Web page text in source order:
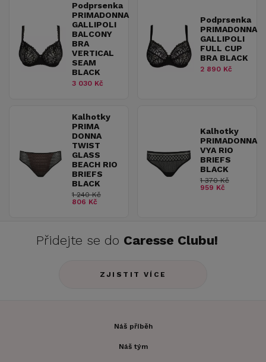
Podprsenka
PRIMADONNA
GALLIPOLI
BALCONY
BRA
VERTICAL
SEAM
BLACK
3 030 Kč
Podprsenka
PRIMADONNA
GALLIPOLI
FULL CUP
BRA BLACK
2 890 Kč
Kalhotky
PRIMA
DONNA
TWIST
GLASS
BEACH RIO
BRIEFS
BLACK
1 240 Kč
806 Kč
Kalhotky
PRIMADONNA
VYA RIO
BRIEFS
BLACK
1 370 Kč
959 Kč
Přidejte se do Caresse Clubu!
ZJISTIT VÍCE
Náš příběh
Náš tým